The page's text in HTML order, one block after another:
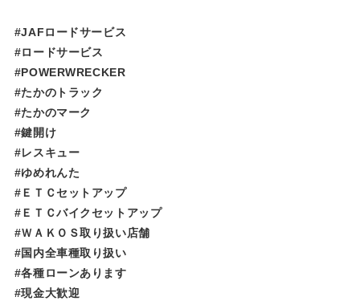
#JAFロードサービス
#ロードサービス
#POWERWRECKER
#たかのトラック
#たかのマーク
#鍵開け
#レスキュー
#ゆめれんた​​​​​
#ＥＴＣセットアップ
#ＥＴＣバイクセットアップ
#ＷＡＫＯＳ取り扱い店舗
#国内全車種取り扱い
#各種ローンあります
#現金大歓迎